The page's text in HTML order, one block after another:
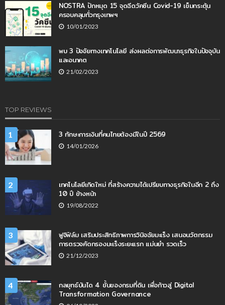
NOSTRA ปักหมุด 15 จุดฉีดวัคซีน Covid-19 เข็มกระตุ้น
ครอบคลุมทั่วกรุงเทพฯ
10/01/2023
พบ 3 ปัจจัยทางเทคโนโลยี ส่งผลต่อการพัฒนาธุรกิจในปัจจุบัน
และอนาคต
21/02/2023
TOP REVIEWS
1 3 ทักษะการเงินที่คนไทยต้องมีในปี 2569
14/01/2026
2
เทคโนโลยีเกิดใหม่ ที่สร้างความได้เปรียบทางธุรกิจในอีก 2 ถึง
10 ปี ข้างหน้า
19/08/2022
3
ฟูจิฟิล์ม เสริมประสิทธิภาพการวินิจฉัยมะเร็ง เสนอนวัตกรรม
การตรวจคัดกรองมะเร็งระยะแรก แม่นยำ รวดเร็ว
21/12/2023
4
กลยุทธ์บันได 4 ขั้นของกรมที่ดิน เพื่อก้าวสู่ Digital
Transformation Governance